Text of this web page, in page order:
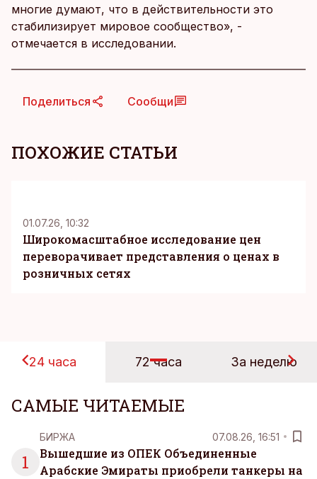
многие думают, что в действительности это
стабилизирует мировое сообщество», -
отмечается в исследовании.
Поделиться Сообщи
ПОХОЖИЕ СТАТЬИ
01.07.26, 10:32
Широкомасштабное исследование цен
переворачивает представления о ценах в
розничных сетях
24 часа 72 часа За неделю
САМЫЕ ЧИТАЕМЫЕ
1
БИРЖА 07.08.26, 16:51
Вышедшие из ОПЕК Объединенные
Арабские Эмираты приобрели танкеры на